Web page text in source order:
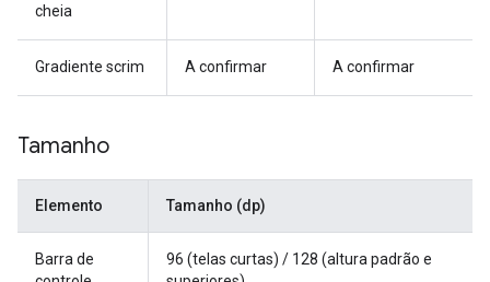
cheia
Gradiente scrim A confirmar A confirmar
Tamanho
Elemento Tamanho (dp)
Barra de
96 (telas curtas) / 128 (altura padrão e